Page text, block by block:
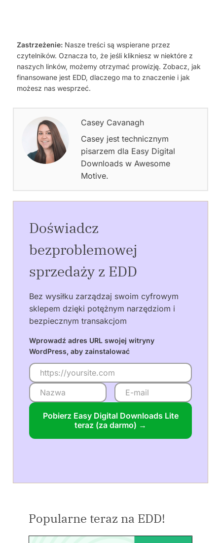
Zastrzeżenie: Nasze treści są wspierane przez
czytelników. Oznacza to, że jeśli klikniesz w niektóre z
naszych linków, możemy otrzymać prowizję. Zobacz, jak
finansowane jest EDD, dlaczego ma to znaczenie i jak
możesz nas wesprzeć.
Casey Cavanagh
Casey jest technicznym
pisarzem dla Easy Digital
Downloads w Awesome
Motive.
Doświadcz
bezproblemowej
sprzedaży z EDD
Bez wysiłku zarządzaj swoim cyfrowym
sklepem dzięki potężnym narzędziom i
bezpiecznym transakcjom
Wprowadź adres URL swojej witryny
WordPress, aby zainstalować
Pobierz Easy Digital Downloads Lite
teraz (za darmo) →
Popularne teraz na EDD!